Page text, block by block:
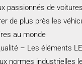
passionnés de
de plus près les
au monde
– Les éléments
normes industrielles